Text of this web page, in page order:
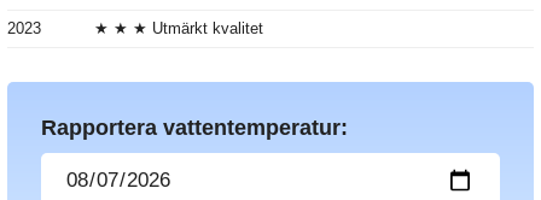
2023 ★ ★ ★ Utmärkt kvalitet
Rapportera vattentemperatur: